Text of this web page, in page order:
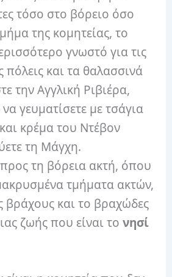
τόσο στο βόρειο όσο
της κομητείας, το
γνωστό για τις
και τα θαλασσινά
την Αγγλική Ριβιέρα,
γευματίσετε με τσάγια
κρέμα του Ντέβον
τη Μάγχη.
προς τη βόρεια ακτή, όπου
τμήματα ακτών,
βράχους και το βραχώδες
ζωής που είναι τονησί